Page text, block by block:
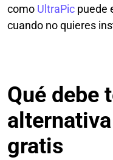
como UltraPic puede
cuando no quieres
Qué debe
gratis